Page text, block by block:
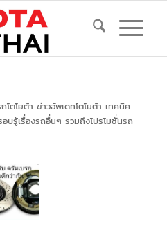
ตโยต้า ข่าวอัพเดทโตโยต้า เทคนิค
รู้เรื่องรถอื่นๆ รวมถึงโปรโมชั่นรถ